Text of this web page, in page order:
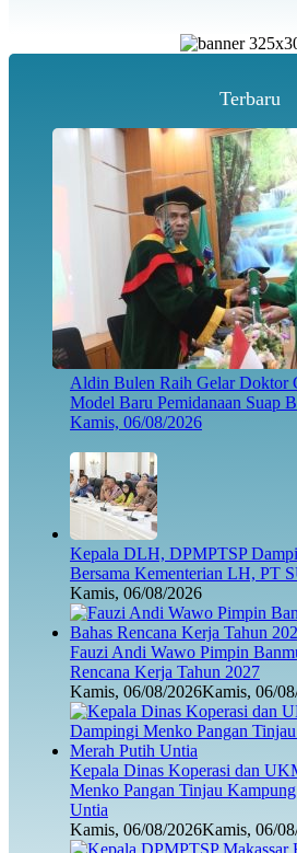
Terbaru
Aldin Bulen Raih Gelar Doktor
Model Baru Pemidanaan Suap
Kamis, 06/08/2026
Kepala DLH, DPMPTSP
Bersama Kementerian LH, PT
Kamis, 06/08/2026
Fauzi Andi Wawo Pimpin
Rencana Kerja Tahun 2027
Kamis, 06/08/2026Kamis, 06/
Kepala Dinas Koperasi dan
Menko Pangan Tinjau
Untia
Kamis, 06/08/2026Kamis, 06/